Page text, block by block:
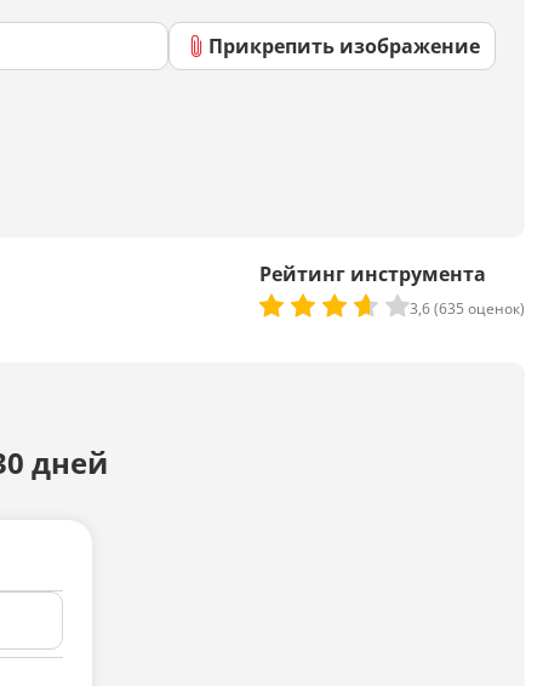
Генератор html-кода
Должностная инструкция
Бизнес-процессы
Прикрепить изображение
Рейтинг инструмента
3,6 (635 оценок)
дней